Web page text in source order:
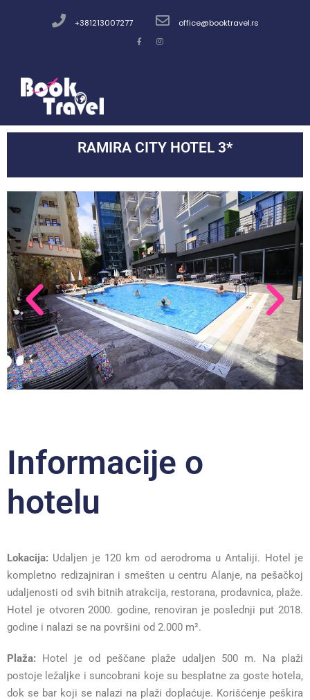
+381213007277 office@booktravel.rs
RAMIRA CITY HOTEL 3*
Informacije o
hotelu
Lokacija: Udaljen je 120 km od aerodroma u Antaliji. Hotel je
kompletno redizajniran i smešten u centru Alanje, na pešačkoj
udaljenosti od svih bitnih atrakcija, restorana, prodavnica, plaže.
Hotel je otvoren 2000. godine, renoviran je poslednji put 2018.
godine i nalazi se na površini od 2.000 m².
Plaža: Hotel je od peščane plaže udaljen 500 m. Na plaži
postoje ležaljke i suncobrani koje su besplatne za goste hotela,
dok se bar koji se nalazi na plaži doplaćuje. Korišćenje peškira